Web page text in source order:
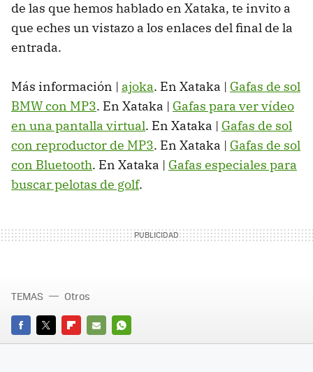
de las que hemos hablado en Xataka, te invito a
que eches un vistazo a los enlaces del final de la
entrada.
Más información | ajoka. En Xataka | Gafas de sol
BMW con MP3. En Xataka | Gafas para ver vídeo
en una pantalla virtual. En Xataka | Gafas de sol
con reproductor de MP3. En Xataka | Gafas de sol
con Bluetooth. En Xataka | Gafas especiales para
buscar pelotas de golf.
FACEBOOK
TWITTERFLIPBOARD
E-
WHATSAPP
TEMAS Otros